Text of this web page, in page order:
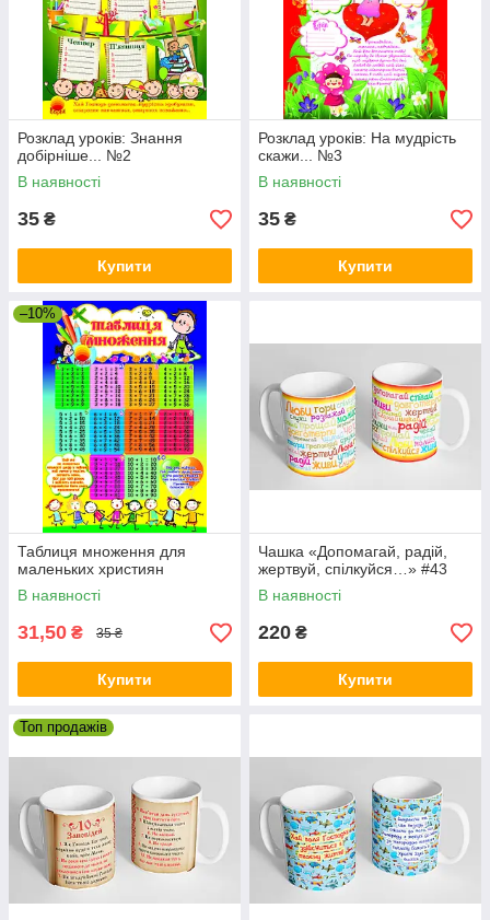
Розклад уроків: Знання
добірніше... №2
В наявності
35 ₴
Купити
Розклад уроків: На мудрість
скажи... №3
В наявності
35 ₴
Купити
–10%
Таблиця множення для
маленьких християн
В наявності
31,50 ₴ 35 ₴
Купити
Чашка «Допомагай, радій,
жертвуй, спілкуйся…» #43
В наявності
220 ₴
Купити
Топ продажів